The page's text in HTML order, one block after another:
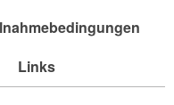
Links